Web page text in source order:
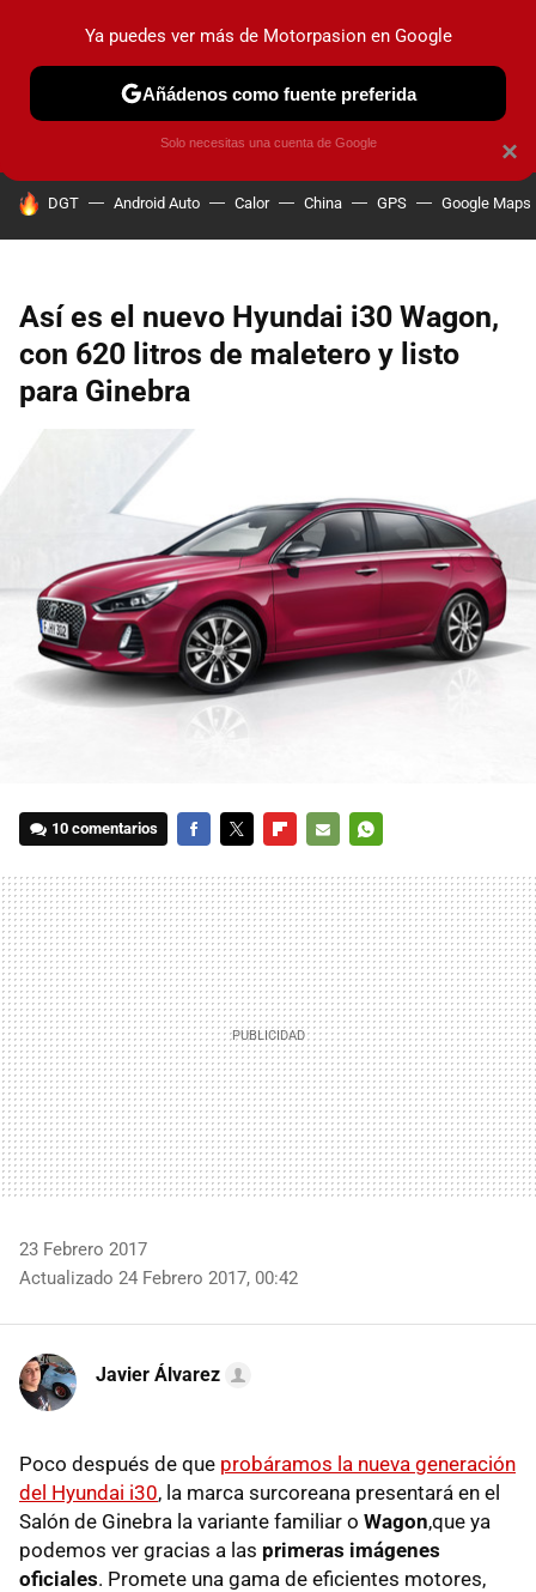
PRUEBAS COCHES ELÉCTRICOS OBSERVATORIO
HOY SE HABLA DE
DGT Android Auto Calor China GPS Google Maps
Así es el nuevo Hyundai i30 Wagon,
con 620 litros de maletero y listo
para Ginebra
10 comentarios
MAIL
23 Febrero 2017
Actualizado 24 Febrero 2017, 00:42
Javier Álvarez
Poco después de que probáramos la nueva generación
del Hyundai i30, la marca surcoreana presentará en el
Salón de Ginebra la variante familiar o Wagon,que ya
podemos ver gracias a las primeras imágenes
oficiales. Promete una gama de eficientes motores,
×
Ya puedes ver más de Motorpasion en Google
Añádenos como fuente preferida
Solo necesitas una cuenta de Google